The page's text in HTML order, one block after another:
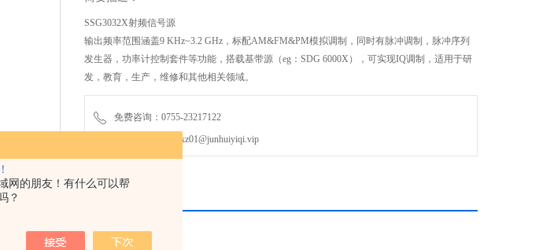
网的朋友！有什么可以帮
？
SSG3032X射频信号源
输出频率范围涵盖9 KHz~3.2 GHz，标配AM&FM&PM模拟调制，同时有脉冲调制，脉冲序列
发生器，功率计控制套件等功能，搭载基带源（eg：SDG 6000X），可实现IQ调制，适用于研
发，教育，生产，维修和其他相关领域。
免费咨询：0755-23217122
发邮件给我们：xz01@junhuiyiqi.vip